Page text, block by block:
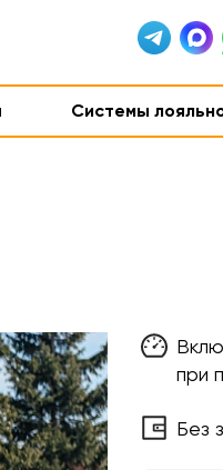
Системы
при
Без